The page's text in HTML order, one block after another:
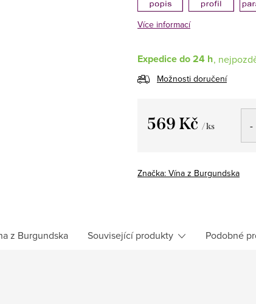
Více informací
Expedice do 24 h
Možnosti doručení
569 Kč / ks
Značka: Vína z Burgundska
z Burgundska Související produkty Podobné